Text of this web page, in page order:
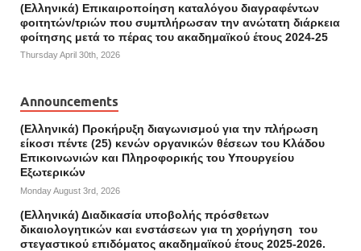
(Ελληνικά) Επικαιροποίηση καταλόγου διαγραφέντων
φοιτητών/τριών που συμπλήρωσαν την ανώτατη διάρκεια
φοίτησης μετά το πέρας του ακαδημαϊκού έτους 2024-25
Thursday April 30th, 2026
Announcements
(Ελληνικά) Προκήρυξη διαγωνισμού για την πλήρωση
είκοσι πέντε (25) κενών οργανικών θέσεων του Κλάδου
Επικοινωνιών και Πληροφορικής του Υπουργείου
Εξωτερικών
Monday August 3rd, 2026
(Ελληνικά) Διαδικασία υποβολής πρόσθετων
δικαιολογητικών και ενστάσεων για τη χορήγηση του
στεγαστικού επιδόματος ακαδημαϊκού έτους 2025-2026.